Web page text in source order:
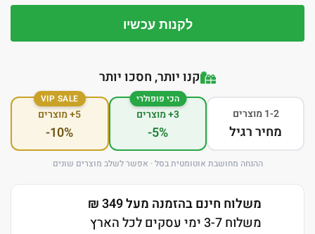
לקנות עכשיו
קנו יותר, חסכו יותר
1-2 מוצרים
מחיר רגיל
הכי פופולרי
3+ מוצרים
-5%
VIP SALE
5+ מוצרים
-10%
ההנחה מחושבת אוטומטית בסל · אפשר לשלב מוצרים שונים
משלוח חינם בהזמנה מעל 349 ₪
משלוח 3-7 ימי עסקים לכל הארץ